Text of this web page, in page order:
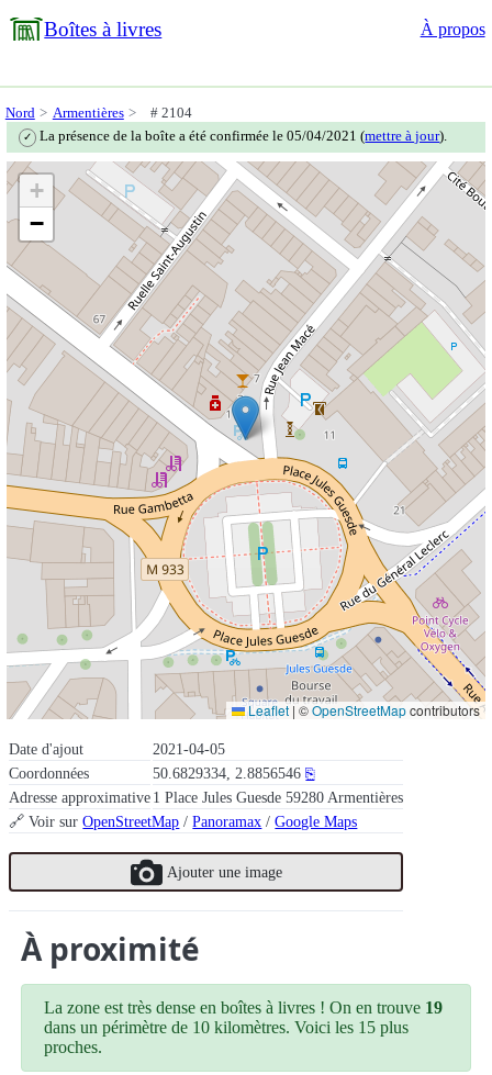
Boîtes à livres À propos
Nord Armentières # 2104
✓ La présence de la boîte a été confirmée le 05/04/2021 (mettre à jour).
Date d'ajout
2021-04-05
Coordonnées
50.6829334, 2.8856546 ⎘
Adresse approximative1 Place Jules Guesde 59280 Armentières
🔗 Voir surOpenStreetMap /Panoramax /Google Maps
Ajouter une image
+
−
Leaflet |©OpenStreetMapcontributors
À proximité
La zone est très dense en boîtes à livres ! On en trouve 19
dans un périmètre de 10 kilomètres. Voici les 15 plus
proches.